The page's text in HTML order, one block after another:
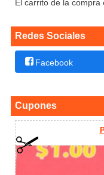
El carrito de la compra
Redes Sociales
Facebook
Cupones